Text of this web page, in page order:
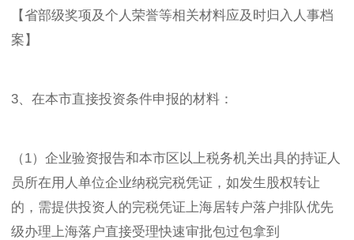
【省部级奖项及个人荣誉等相关材料应及时归入人事档
案】
3、在本市直接投资条件申报的材料：
（1）企业验资报告和本市区以上税务机关出具的持证人
员所在用人单位企业纳税完税凭证，如发生股权转让
的，需提供投资人的完税凭证上海居转户落户排队优先
级办理上海落户直接受理快速审批包过包拿到